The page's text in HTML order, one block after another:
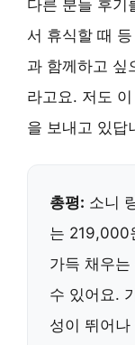
다른 분들 후기
서 휴식할 때
과 함께하고 싶
라고요. 저도
을 보내고 있답
총평: 소니
는 219,000
가득 채우
수 있어요.
성이 뛰어